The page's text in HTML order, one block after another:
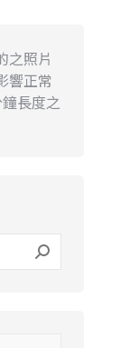
之照片
響正常
長度之